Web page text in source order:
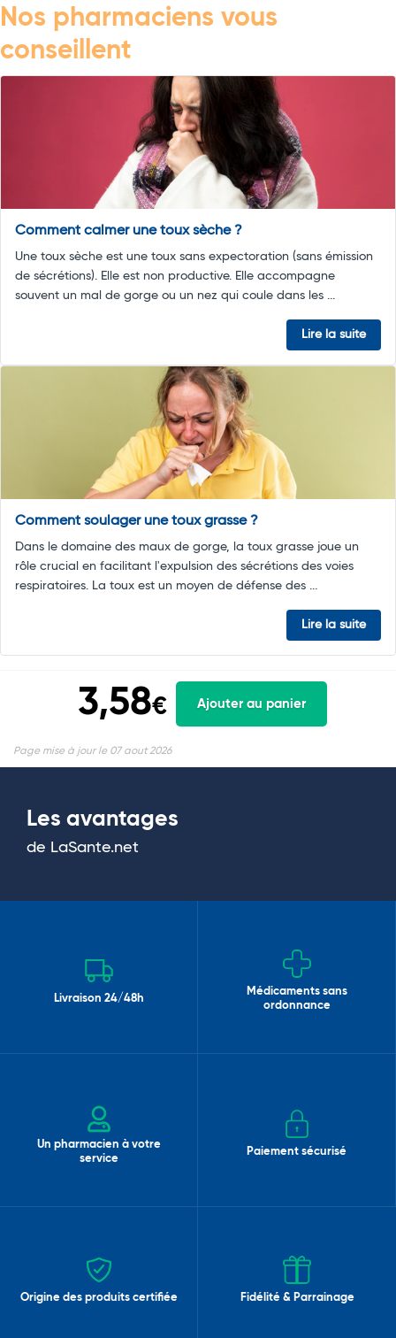
Nos pharmaciens vous
conseillent
Comment calmer une toux sèche ?
Une toux sèche est une toux sans expectoration (sans émission
de sécrétions). Elle est non productive. Elle accompagne
souvent un mal de gorge ou un nez qui coule dans les ...
Lire la suite
Comment soulager une toux grasse ?
Dans le domaine des maux de gorge, la toux grasse joue un
rôle crucial en facilitant l'expulsion des sécrétions des voies
respiratoires. La toux est un moyen de défense des ...
Lire la suite
3,58€ Ajouter au panier
Page mise à jour le 07 aout 2026
Les avantages
de LaSante.net
Livraison 24/48h
Médicaments sans
ordonnance
Un pharmacien à votre
service
Paiement sécurisé
Origine des produits certifiée Fidélité & Parrainage